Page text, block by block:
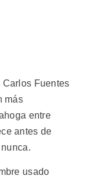
Fuentes
más
entre
antes de
usado